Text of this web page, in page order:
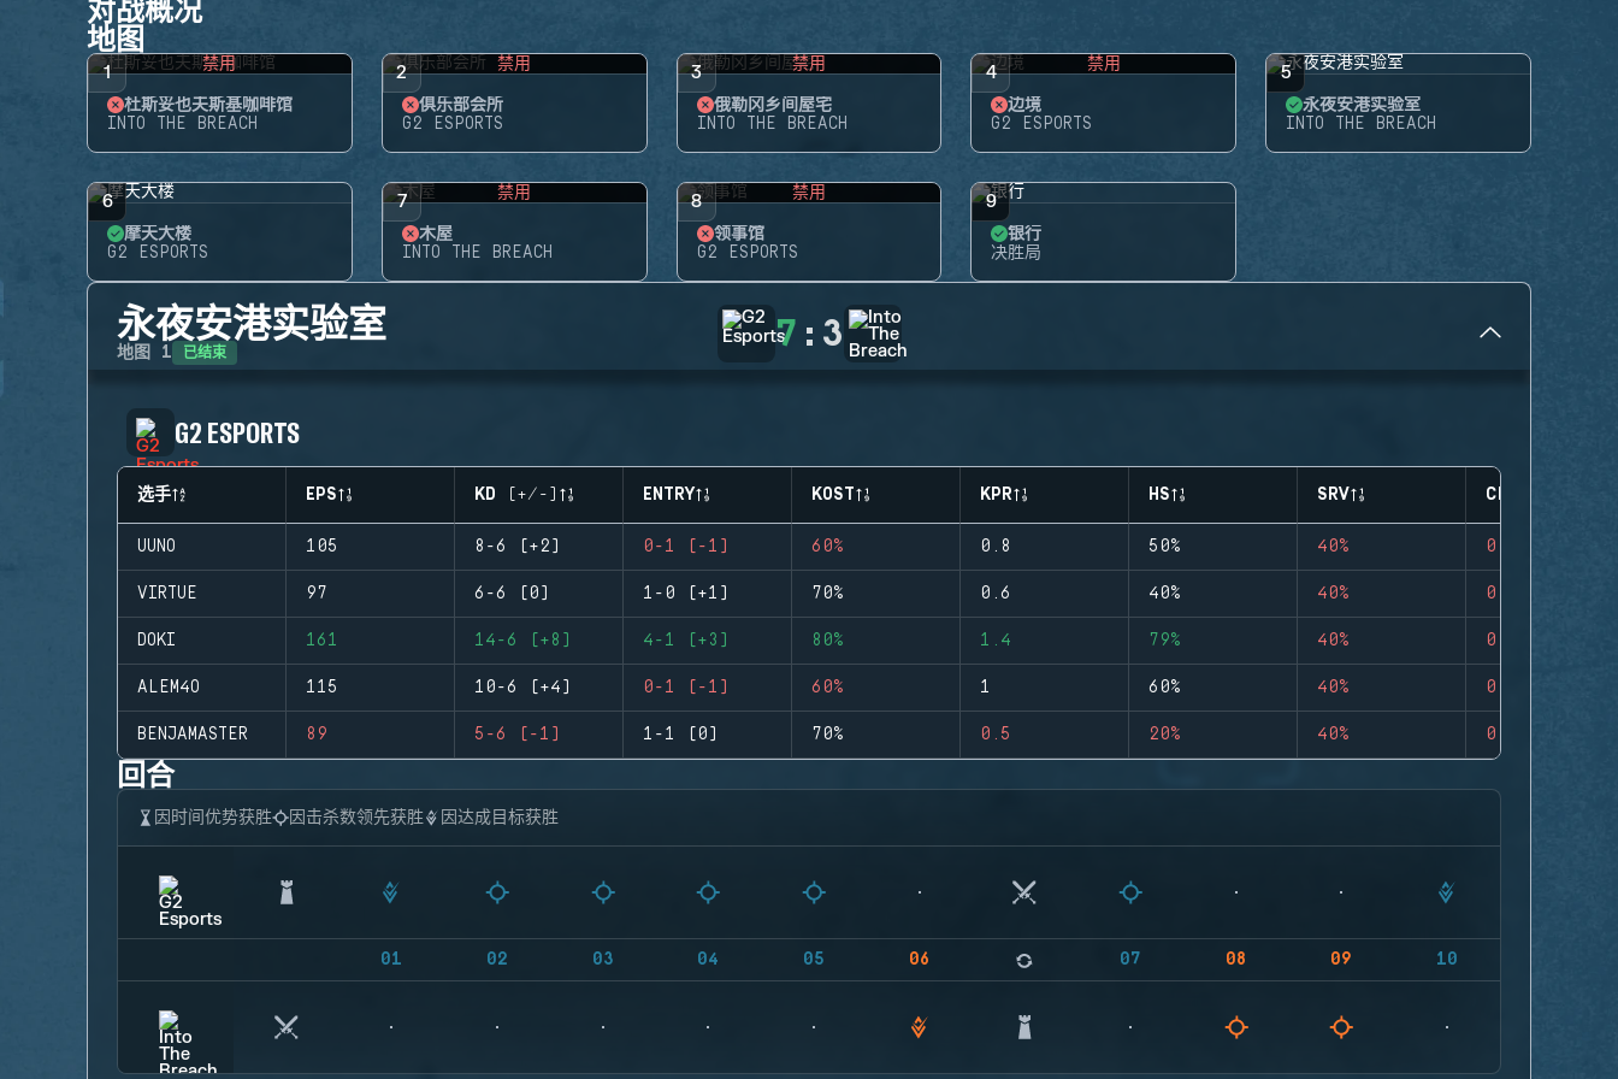
对战概况
地图
1 禁用
杜斯妥也夫斯基咖啡馆
INTO THE BREACH
2 禁用
俱乐部会所
G2 ESPORTS
3 禁用
俄勒冈乡间屋宅
INTO THE BREACH
4 禁用
边境
G2 ESPORTS
5
永夜安港实验室
INTO THE BREACH
6
摩天大楼
G2 ESPORTS
7 禁用
木屋
INTO THE BREACH
8 禁用
领事馆
G2 ESPORTS
9
银行
决胜局
永夜安港实验室
地图 1 已结束 7 : 3
G2 ESPORTS
选手 EPS KD (+/-) ENTRY KOST KPR HS SRV CLUTCHES
UUNO 105 8-6 (+2) 0-1 (-1) 60% 0.8 50% 40% 0
VIRTUE 97 6-6 (0) 1-0 (+1) 70% 0.6 40% 40% 0
DOKI 161 14-6 (+8) 4-1 (+3) 80% 1.4 79% 40% 0
ALEM4O 115 10-6 (+4) 0-1 (-1) 60% 1 60% 40% 0
BENJAMASTER 89 5-6 (-1) 1-1 (0) 70% 0.5 20% 40% 0
回合
因时间优势获胜 因击杀数领先获胜 因达成目标获胜
01 02 03 04 05 06 07 08 09 10